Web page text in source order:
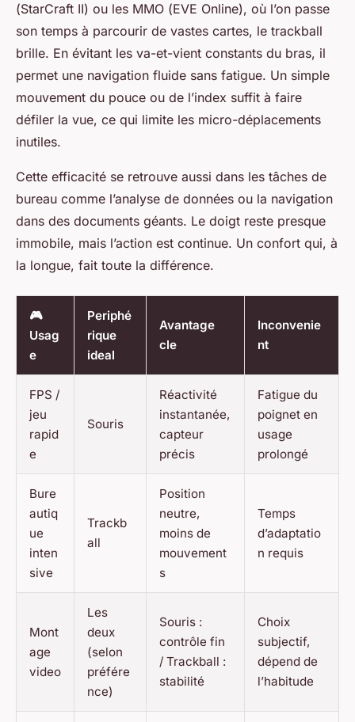
(StarCraft II) ou les MMO (EVE Online), où l’on passe
son temps à parcourir de vastes cartes, le trackball
brille. En évitant les va-et-vient constants du bras, il
permet une navigation fluide sans fatigue. Un simple
mouvement du pouce ou de l’index suffit à faire
défiler la vue, ce qui limite les micro-déplacements
inutiles.
Cette efficacité se retrouve aussi dans les tâches de
bureau comme l’analyse de données ou la navigation
dans des documents géants. Le doigt reste presque
immobile, mais l’action est continue. Un confort qui, à
la longue, fait toute la différence.
🎮
Usag
e
Periphé
rique
ideal
Avantage
cle
Inconvenie
nt
FPS /
jeu
rapid
e
Souris
Réactivité
instantanée,
capteur
précis
Fatigue du
poignet en
usage
prolongé
Bure
autiq
ue
inten
sive
Trackb
all
Position
neutre,
moins de
mouvement
s
Temps
d’adaptatio
n requis
Mont
age
video
Les
deux
(selon
préfére
nce)
Souris :
contrôle fin
/ Trackball :
stabilité
Choix
subjectif,
dépend de
l’habitude